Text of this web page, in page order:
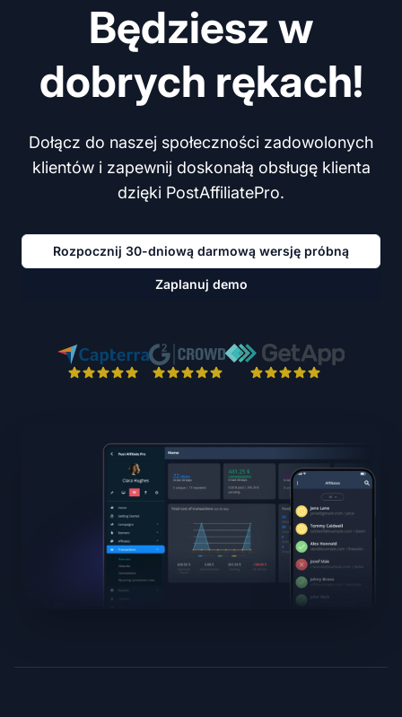
Będziesz w
dobrych rękach!
Dołącz do naszej społeczności zadowolonych
klientów i zapewnij doskonałą obsługę klienta
dzięki PostAffiliatePro.
Rozpocznij 30-dniową darmową wersję próbną
Zaplanuj demo